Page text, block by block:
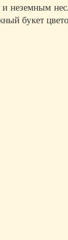
неземным
букет